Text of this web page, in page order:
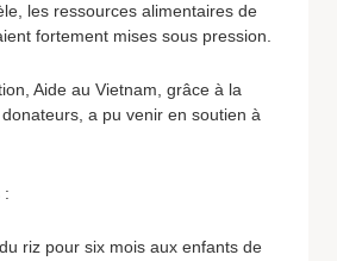
les ressources alimentaires de
fortement mises sous pression.
Aide au Vietnam, grâce à la
a pu venir en soutien à
:
riz pour six mois aux enfants de